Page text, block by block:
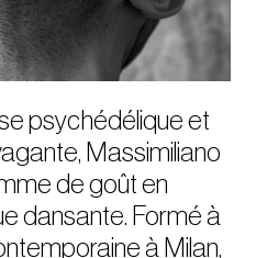
psychédélique et
Massimiliano
de goût en
dansante. Formé à
à Milan,